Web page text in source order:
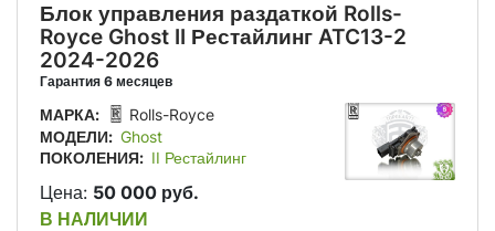
Блок управления раздаткой Rolls-
Royce Ghost II Рестайлинг ATC13-2
2024-2026
Гарантия 6 месяцев
МАРКА:
Rolls-Royce
МОДЕЛИ: Ghost
ПОКОЛЕНИЯ: II Рестайлинг
Цена: 50 000 руб.
В НАЛИЧИИ